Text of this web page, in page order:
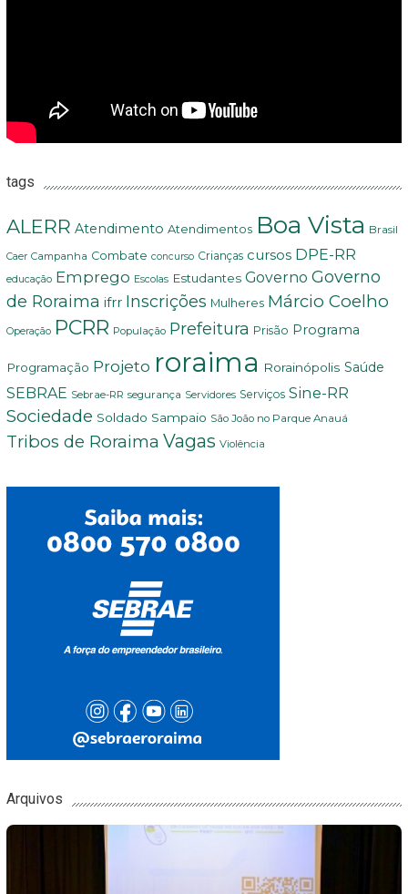
tags
ALERR Atendimento Atendimentos Boa Vista Brasil
Caer Campanha Combate concurso Crianças cursos DPE-RR
educação Emprego Escolas Estudantes Governo Governo
de Roraima ifrr Inscrições Mulheres Márcio Coelho
Operação PCRR População Prefeitura Prisão Programa
Programação Projeto roraima Rorainópolis Saúde
SEBRAE Sebrae-RR segurança Servidores Serviços Sine-RR
Sociedade Soldado Sampaio São João no Parque Anauá
Tribos de Roraima Vagas Violência
Arquivos